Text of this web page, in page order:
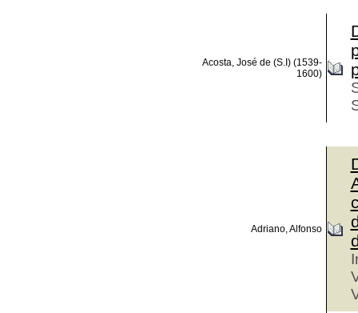
Acosta, José de (S.I) (1539-
1600)
Adriano, Alfonso